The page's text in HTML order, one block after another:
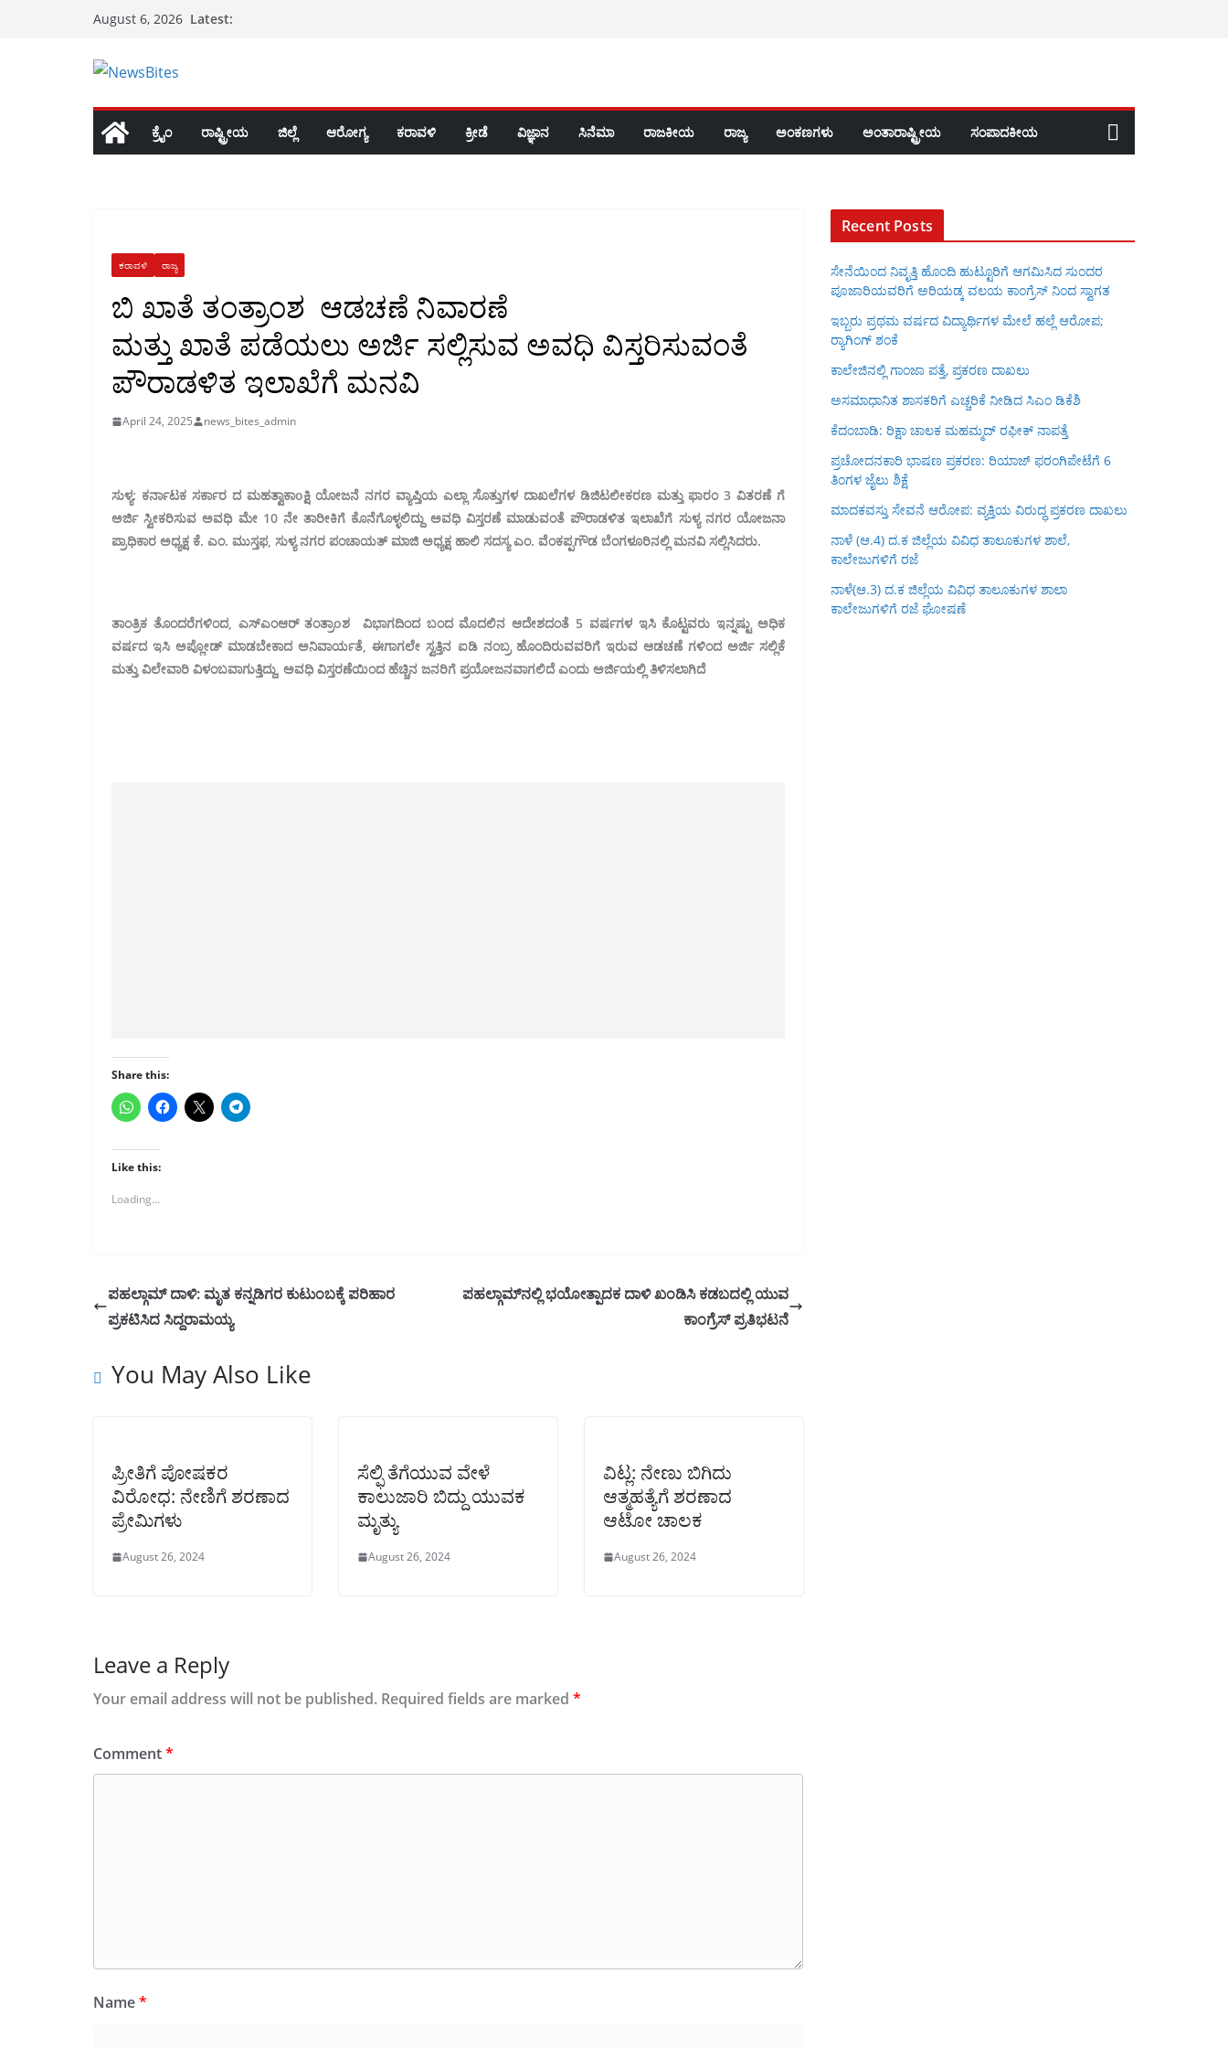
August 6, 2026 Latest:
ಕ್ರೈಂ ರಾಷ್ಟ್ರೀಯ ಜಿಲ್ಲೆ ಆರೋಗ್ಯ ಕರಾವಳಿ ಕ್ರೀಡೆ ವಿಜ್ಞಾನ ಸಿನೆಮಾ ರಾಜಕೀಯ ರಾಜ್ಯ ಅಂಕಣಗಳು ಅಂತಾರಾಷ್ಟ್ರೀಯ ಸಂಪಾದಕೀಯ
ಕರಾವಳಿ ರಾಜ್ಯ
ಬಿ ಖಾತೆ ತಂತ್ರಾಂಶ ಆಡಚಣೆ ನಿವಾರಣೆ
ಮತ್ತು ಖಾತೆ ಪಡೆಯಲು ಅರ್ಜಿ ಸಲ್ಲಿಸುವ ಅವಧಿ ವಿಸ್ತರಿಸುವಂತೆ
ಪೌರಾಡಳಿತ ಇಲಾಖೆಗೆ ಮನವಿ
April 24, 2025 news_bites_admin
ಸುಳ್ಯ: ಕರ್ನಾಟಕ ಸರ್ಕಾರ ದ ಮಹತ್ವಾಕಾoಕ್ಷಿ ಯೋಜನೆ ನಗರ ವ್ಯಾಪ್ತಿಯ ಎಲ್ಲಾ ಸೊತ್ತುಗಳ ದಾಖಲೆಗಳ ಡಿಜಿಟಲೀಕರಣ ಮತ್ತು ಫಾರಂ 3 ವಿತರಣೆ ಗೆ
ಅರ್ಜಿ ಸ್ವೀಕರಿಸುವ ಅವಧಿ ಮೇ 10 ನೇ ತಾರೀಕಿಗೆ ಕೊನೆಗೊಳ್ಳಲಿದ್ದು ಅವಧಿ ವಿಸ್ತರಣೆ ಮಾಡುವಂತೆ ಪೌರಾಡಳಿತ ಇಲಾಖೆಗೆ ಸುಳ್ಯ ನಗರ ಯೋಜನಾ
ಪ್ರಾಧಿಕಾರ ಅಧ್ಯಕ್ಷ ಕೆ. ಎಂ. ಮುಸ್ತಫ, ಸುಳ್ಯ ನಗರ ಪಂಚಾಯತ್ ಮಾಜಿ ಅಧ್ಯಕ್ಷ ಹಾಲಿ ಸದಸ್ಯ ಎಂ. ವೆಂಕಪ್ಪಗೌಡ ಬೆಂಗಳೂರಿನಲ್ಲಿ ಮನವಿ ಸಲ್ಲಿಸಿದರು.
ತಾಂತ್ರಿಕ ತೊಂದರೆಗಳಿಂದ, ಎಸ್ಎಂಆರ್ ತಂತ್ರಾoಶ ವಿಭಾಗದಿಂದ ಬಂದ ಮೊದಲಿನ ಆದೇಶದಂತೆ 5 ವರ್ಷಗಳ ಇಸಿ ಕೊಟ್ಟವರು ಇನ್ನಷ್ಟು ಅಧಿಕ
ವರ್ಷದ ಇಸಿ ಅಪ್ಲೋಡ್ ಮಾಡಬೇಕಾದ ಅನಿವಾರ್ಯತೆ, ಈಗಾಗಲೇ ಸ್ವತ್ತಿನ ಐಡಿ ನಂಬ್ರ ಹೊಂದಿರುವವರಿಗೆ ಇರುವ ಆಡಚಣೆ ಗಳಿಂದ ಅರ್ಜಿ ಸಲ್ಲಿಕೆ
ಮತ್ತು ವಿಲೇವಾರಿ ವಿಳಂಬವಾಗುತ್ತಿದ್ದು, ಅವಧಿ ವಿಸ್ತರಣೆಯಿಂದ ಹೆಚ್ಚಿನ ಜನರಿಗೆ ಪ್ರಯೋಜನವಾಗಲಿದೆ ಎಂದು ಅರ್ಜಿಯಲ್ಲಿ ತಿಳಿಸಲಾಗಿದೆ
Share this:
Like this:
Loading...
ಪಹಲ್ಗಾಮ್ ದಾಳಿ: ಮೃತ ಕನ್ನಡಿಗರ ಕುಟುಂಬಕ್ಕೆ ಪರಿಹಾರ
ಪ್ರಕಟಿಸಿದ ಸಿದ್ದರಾಮಯ್ಯ
ಪಹಲ್ಗಾಮ್‌ನಲ್ಲಿ ಭಯೋತ್ಪಾದಕ ದಾಳಿ ಖಂಡಿಸಿ ಕಡಬದಲ್ಲಿ ಯುವ
ಕಾಂಗ್ರೆಸ್ ಪ್ರತಿಭಟನೆ
You May Also Like
ಪ್ರೀತಿಗೆ ಪೋಷಕರ
ವಿರೋಧ: ನೇಣಿಗೆ ಶರಣಾದ
ಪ್ರೇಮಿಗಳು
August 26, 2024
ಸೆಲ್ಫಿ ತೆಗೆಯುವ ವೇಳೆ
ಕಾಲುಜಾರಿ ಬಿದ್ದು ಯುವಕ
ಮೃತ್ಯು
August 26, 2024
ವಿಟ್ಲ: ನೇಣು ಬಿಗಿದು
ಆತ್ಮಹತ್ಯೆಗೆ ಶರಣಾದ
ಆಟೋ ಚಾಲಕ
August 26, 2024
Leave a Reply
Your email address will not be published. Required fields are marked *
Comment*
Name*
Recent Posts
ಸೇನೆಯಿಂದ ನಿವೃತ್ತಿ ಹೊಂದಿ ಹುಟ್ಟೂರಿಗೆ ಆಗಮಿಸಿದ ಸುಂದರ
ಪೂಜಾರಿಯವರಿಗೆ ಅರಿಯಡ್ಕ ವಲಯ ಕಾಂಗ್ರೆಸ್ ನಿಂದ ಸ್ವಾಗತ
ಇಬ್ಬರು ಪ್ರಥಮ ವರ್ಷದ ವಿದ್ಯಾರ್ಥಿಗಳ ಮೇಲೆ ಹಲ್ಲೆ ಆರೋಪ;
ರ‍್ಯಾಗಿಂಗ್ ಶಂಕೆ
ಕಾಲೇಜಿನಲ್ಲಿ ಗಾಂಜಾ ಪತ್ತೆ, ಪ್ರಕರಣ ದಾಖಲು
ಅಸಮಾಧಾನಿತ ಶಾಸಕರಿಗೆ ಎಚ್ಚರಿಕೆ ನೀಡಿದ ಸಿಎಂ ಡಿಕೆಶಿ
ಕೆದಂಬಾಡಿ: ರಿಕ್ಷಾ ಚಾಲಕ ಮಹಮ್ಮದ್ ರಫೀಕ್ ನಾಪತ್ತೆ
ಪ್ರಚೋದನಕಾರಿ ಭಾಷಣ ಪ್ರಕರಣ: ರಿಯಾಜ್ ಫರಂಗಿಪೇಟೆಗೆ 6
ತಿಂಗಳ ಜೈಲು ಶಿಕ್ಷೆ
ಮಾದಕವಸ್ತು ಸೇವನೆ ಆರೋಪ: ವ್ಯಕ್ತಿಯ ವಿರುದ್ಧ ಪ್ರಕರಣ ದಾಖಲು
ನಾಳೆ (ಆ.4) ದ.ಕ ಜಿಲ್ಲೆಯ ವಿವಿಧ ತಾಲೂಕುಗಳ ಶಾಲೆ,
ಕಾಲೇಜುಗಳಿಗೆ ರಜೆ
ನಾಳೆ(ಆ.3) ದ.ಕ ಜಿಲ್ಲೆಯ ವಿವಿಧ ತಾಲೂಕುಗಳ ಶಾಲಾ
ಕಾಲೇಜುಗಳಿಗೆ ರಜೆ ಘೋಷಣೆ